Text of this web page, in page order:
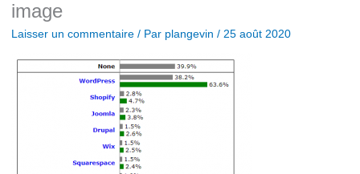
image
Laisser un commentaire / Par plangevin / 25 août 2020